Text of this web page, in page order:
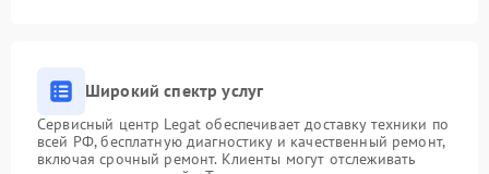
Широкий спектр услуг
Сервисный центр Legat обеспечивает доставку техники по
всей РФ, бесплатную диагностику и качественный ремонт,
включая срочный ремонт. Клиенты могут отслеживать